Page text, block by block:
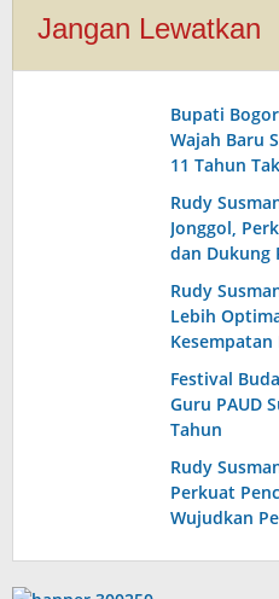
Jangan Lewatkan
Bupati
Wajah Baru
11 Tahun
Rudy
Jonggol,
dan Dukung
Rudy
Lebih
Festival
Guru PAUD
Tahun
Rudy
Perkuat
Wujudkan